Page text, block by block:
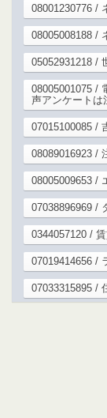
08001230776 /
08005008188 /
05052931218 /
08005001075 /
声アンケートは
07015100085 /
08089016923 /
08005009653 /
07038896969 /
0344057120 /
07019414656 /
07033315895 /